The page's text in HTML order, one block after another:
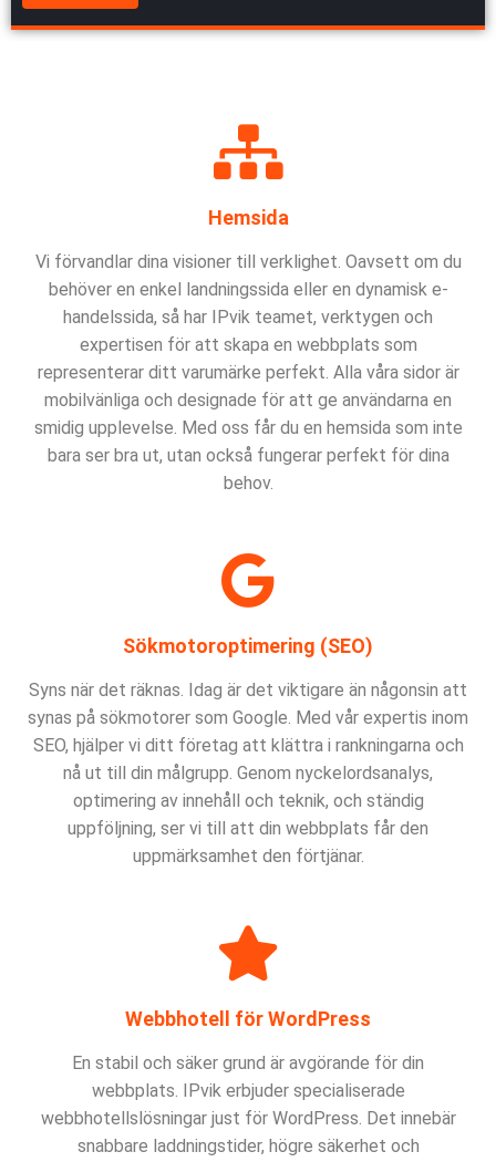
Hemsida
Vi förvandlar dina visioner till verklighet. Oavsett om du
behöver en enkel landningssida eller en dynamisk e-
handelssida, så har IPvik teamet, verktygen och
expertisen för att skapa en webbplats som
representerar ditt varumärke perfekt. Alla våra sidor är
mobilvänliga och designade för att ge användarna en
smidig upplevelse. Med oss får du en hemsida som inte
bara ser bra ut, utan också fungerar perfekt för dina
behov.
Sökmotoroptimering (SEO)
Syns när det räknas. Idag är det viktigare än någonsin att
synas på sökmotorer som Google. Med vår expertis inom
SEO, hjälper vi ditt företag att klättra i rankningarna och
nå ut till din målgrupp. Genom nyckelordsanalys,
optimering av innehåll och teknik, och ständig
uppföljning, ser vi till att din webbplats får den
uppmärksamhet den förtjänar.
Webbhotell för WordPress
En stabil och säker grund är avgörande för din
webbplats. IPvik erbjuder specialiserade
webbhotellslösningar just för WordPress. Det innebär
snabbare laddningstider, högre säkerhet och
Namn på företag / förening / organisationen
Budget
Kort beskrivning av projektet / hemsidan